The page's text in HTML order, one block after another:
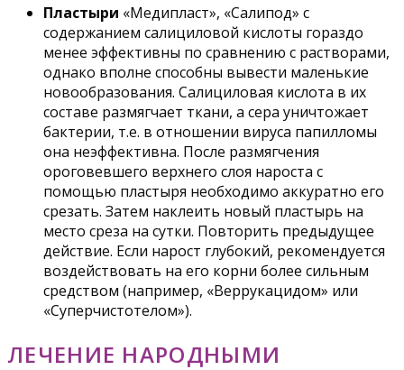
Пластыри «Медипласт», «Салипод» с
содержанием салициловой кислоты гораздо
менее эффективны по сравнению с растворами,
однако вполне способны вывести маленькие
новообразования. Салициловая кислота в их
составе размягчает ткани, а сера уничтожает
бактерии, т.е. в отношении вируса папилломы
она неэффективна. После размягчения
ороговевшего верхнего слоя нароста с
помощью пластыря необходимо аккуратно его
срезать. Затем наклеить новый пластырь на
место среза на сутки. Повторить предыдущее
действие. Если нарост глубокий, рекомендуется
воздействовать на его корни более сильным
средством (например, «Веррукацидом» или
«Суперчистотелом»).
ЛЕЧЕНИЕ НАРОДНЫМИ